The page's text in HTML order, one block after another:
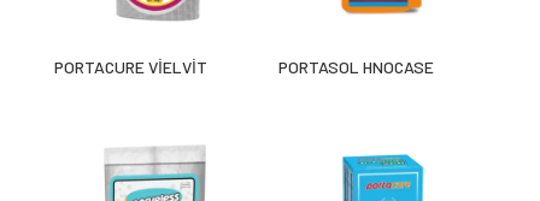
PORTACURE VİELVİT PORTASOL HNOCASE